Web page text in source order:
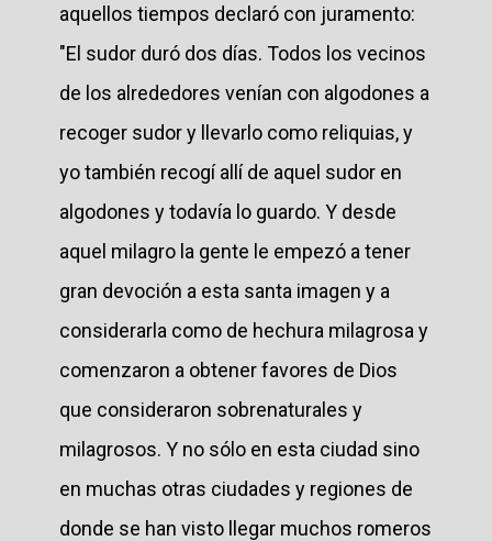
aquellos tiempos declaró con juramento:
"El sudor duró dos días. Todos los vecinos
de los alrededores venían con algodones a
recoger sudor y llevarlo como reliquias, y
yo también recogí allí de aquel sudor en
algodones y todavía lo guardo. Y desde
aquel milagro la gente le empezó a tener
gran devoción a esta santa imagen y a
considerarla como de hechura milagrosa y
comenzaron a obtener favores de Dios
que consideraron sobrenaturales y
milagrosos. Y no sólo en esta ciudad sino
en muchas otras ciudades y regiones de
donde se han visto llegar muchos romeros